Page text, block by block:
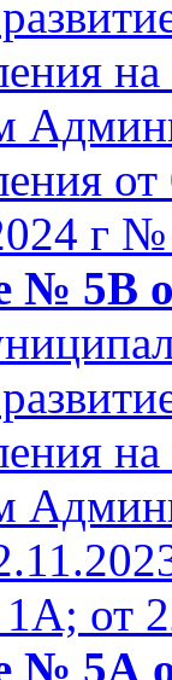
г
№ 5В
от
№ 5А